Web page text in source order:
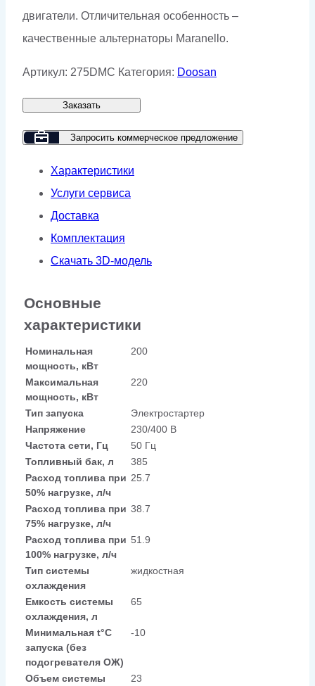
двигатели. Отличительная особенность –
качественные альтернаторы Maranello.
Артикул: 275DMC Категория: Doosan
Заказать
Запросить коммерческое предложение
Характеристики
Услуги сервиса
Доставка
Комплектация
Скачать 3D-модель
Основные
характеристики
Номинальная
мощность, кВт
200
Максимальная
мощность, кВт
220
Тип запуска
Электростартер
Напряжение
230/400 В
Частота сети, Гц
50 Гц
Топливный бак, л
385
Расход топлива при
50% нагрузке, л/ч
25.7
Расход топлива при
75% нагрузке, л/ч
38.7
Расход топлива при
100% нагрузке, л/ч
51.9
Тип системы
охлаждения
жидкостная
Емкость системы
охлаждения, л
65
Минимальная t°С
запуска (без
подогревателя ОЖ)
-10
Объем системы
23